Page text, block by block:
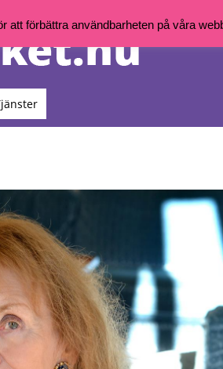
förbättra användbarheten på våra